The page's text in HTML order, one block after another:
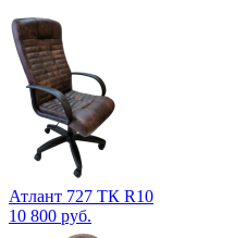
Атлант 727 ТК R10
10 800 руб.